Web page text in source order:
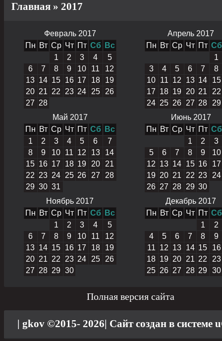
Главная » 2017
Февраль 2017
Пн Вт Ср Чт Пт Сб Вс
1
2 3 4
5
6
7 8 9 10 11
12
13 14 15 16 17 18
19
20 21 22 23 24 25
26
27 28
Апрель 2017
Пн Вт Ср Чт Пт Сб
1
3
4 5 6 7
8
10 11 12 13 14
15
17 18 19 20 21
22
24 25 26 27 28
29
Май 2017
Пн Вт Ср Чт Пт Сб Вс
1
2 3 4 5 6
7
8
9 10 11 12 13
14
15 16 17 18 19 20
21
22 23 24 25 26 27
28
29 30 31
Июнь 2017
Пн Вт Ср Чт Пт Сб
1
2
3
5
6 7 8 9
10
12 13 14 15 16
17
19 20 21 22 23
24
26 27 28 29 30
Ноябрь 2017
Пн Вт Ср Чт Пт Сб Вс
1
2 3 4
5
6
7 8 9 10 11
12
13 14 15 16 17 18
19
20 21 22 23 24 25
26
27 28 29 30
Декабрь 2017
Пн Вт Ср Чт Пт Сб
1
2
4
5 6 7 8
9
11 12 13 14 15
16
18 19 20 21 22
23
25 26 27 28 29 30
Полная версия сайта
| gkov ©2015- 2026| Сайт создан в системе